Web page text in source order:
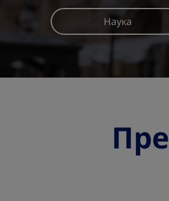
Наука
Погледнете повеќе